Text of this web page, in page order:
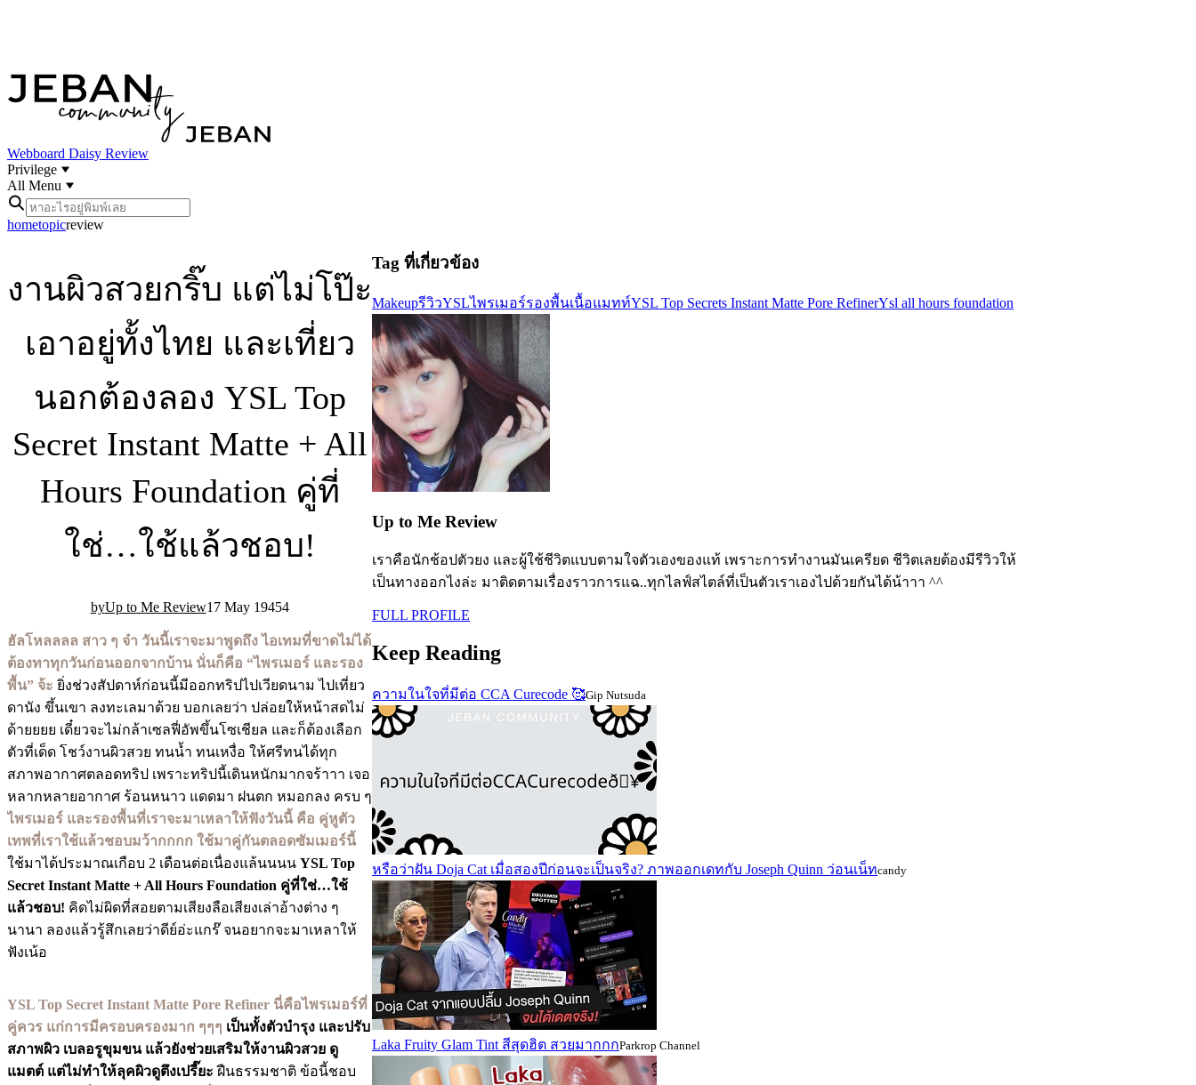
Webboard Daisy Review
Privilege
All Menu
hometopicreview
งานผิวสวยกริ๊บ แต่ไม่โป๊ะ
เอาอยู่ทั้งไทย และเที่ยว
นอกต้องลอง YSL Top
Secret Instant Matte + All
Hours Foundation คู่ที่
ใช่…ใช้แล้วชอบ!
Up to Me Review17 May 19454
ฮัลโหลลลล สาว ๆ จ๋า วันนี้เราจะมาพูดถึง ไอเทมที่ขาดไม่ได้
ต้องทาทุกวันก่อนออกจากบ้าน นั่นก็คือ “ไพรเมอร์ และรอง
พื้น” จ้ะ ยิ่งช่วงสัปดาห์ก่อนนี้มีออกทริปไปเวียดนาม ไปเที่ยว
ดานัง ขึ้นเขา ลงทะเลมาด้วย บอกเลยว่า ปล่อยให้หน้าสดไม่
ด้ายยยย เดี๋ยวจะไม่กล้าเซลฟี่อัพขึ้นโซเชียล และก็ต้องเลือก
ตัวที่เด็ด โชว์งานผิวสวย ทนน้ำ ทนเหงื่อ ให้ศรีทนได้ทุก
สภาพอากาศตลอดทริป เพราะทริปนี้เดินหนักมากจร้าาา เจอ
หลากหลายอากาศ ร้อนหนาว แดดมา ฝนตก หมอกลง ครบ ๆ
ไพรเมอร์ และรองพื้นที่เราจะมาเหลาให้ฟังวันนี้ คือ คู่หูตัว
เทพที่เราใช้แล้วชอบมว้ากกกก ใช้มาคู่กันตลอดซัมเมอร์นี้
ใช้มาได้ประมาณเกือบ 2 เดือนต่อเนื่องแล้นนนน YSL Top
Secret Instant Matte + All Hours Foundation คู่ที่ใช่…ใช้
แล้วชอบ! คิดไม่ผิดที่สอยตามเสียงลือเสียงเล่าอ้างต่าง ๆ
นานา ลองแล้วรู้สึกเลยว่าดีย์อ่ะแกร๊ จนอยากจะมาเหลาให้
ฟังเน้อ
YSL Top Secret Instant Matte Pore Refiner นี่คือไพรเมอร์ที่
คู่ควร แก่การมีครอบครองมาก ๆๆๆ เป็นทั้งตัวบำรุง และปรับ
สภาพผิว เบลอรูขุมขน แล้วยังช่วยเสริมให้งานผิวสวย ดู
แมตต์ แต่ไม่ทำให้ลุคผิวดูตึงเปรี๊ยะฝืนธรรมชาติ ข้อนี้ชอบ
Tag ที่เกี่ยวข้อง
MakeupรีวิวYSLไพรเมอร์รองพื้นเนื้อแมทท์YSL Top Secrets Instant Matte Pore RefinerYsl all hours foundation
Up to Me Review
เราคือนักช้อปตัวยง และผู้ใช้ชีวิตแบบตามใจตัวเองของแท้ เพราะการทำงานมันเครียด ชีวิตเลยต้องมีรีวิวให้
เป็นทางออกไงล่ะ มาติดตามเรื่องราวการแฉ..ทุกไลฟ์สไตล์ที่เป็นตัวเราเองไปด้วยกันได้น้าาา ^^
FULL PROFILE
Keep Reading
ความในใจที่มีต่อ CCA Curecode 🥰Gip Nutsuda
หรือว่าฝัน Doja Cat เมื่อสองปีก่อนจะเป็นจริง? ภาพออกเดทกับ Joseph Quinn ว่อนเน็ทcandy
Laka Fruity Glam Tint สีสุดฮิต สวยมากกกParkrop Channel